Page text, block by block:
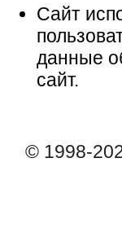
Сайт
данные
сайт.
© 1998-